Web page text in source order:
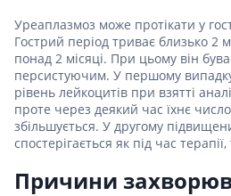
Уреаплазмоз може протікати у
Гострий період триває близько 2
понад 2 місяці. При цьому він
персистуючим. У першому
рівень лейкоцитів при взятті
проте через деякий час їхнє
збільшується. У другому
спостерігається як під час терапії,
Причини